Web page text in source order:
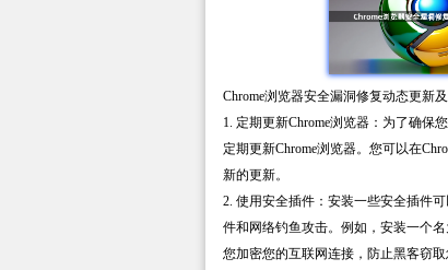
Chrome浏览器安全漏洞修复动态更新
1. 定期更新Chrome浏览器：为了确保
定期更新Chrome浏览器。您可以在
新的更新。
2. 使用安全插件：安装一些安全插件
件和网络钓鱼攻击。例如，安装一个
您加密您的互联网连接，防止黑客窃取